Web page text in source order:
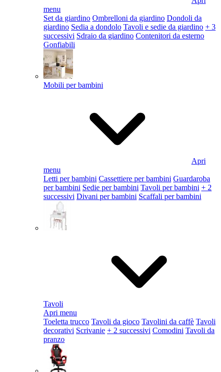
menu
Set da giardino Ombrelloni da giardino Dondoli da
giardino Sedia a dondolo Tavoli e sedie da giardino + 3
successivi Sdraio da giardino Contenitori da esterno
Gonfiabili
Mobili per bambini
Apri
menu
Letti per bambini Cassettiere per bambini Guardaroba
per bambini Sedie per bambini Tavoli per bambini + 2
successivi Divani per bambini Scaffali per bambini
Tavoli
Apri menu
Toeletta trucco Tavoli da gioco Tavolini da caffè Tavoli
decorativi Scrivanie + 2 successivi Comodini Tavoli da
pranzo